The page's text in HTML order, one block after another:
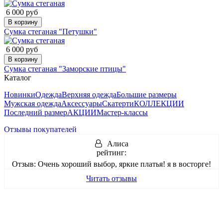
6 000 руб
В корзину
Сумка стеганая "Петушки"
6 000 руб
В корзину
Сумка стеганая "Заморские птицы"
Каталог
НовинкиОдеждаВерхняя одеждаБольшие размеры
Мужская одеждаАксессуарыСкатертиКОЛЛЕКЦИИ
Последний размерАКЦИИМастер-классы
Отзывы покупателей
Алиса
рейтинг:
Отзыв: Очень хороший выбор, яркие платья! я в восторге!
Читать отзывы